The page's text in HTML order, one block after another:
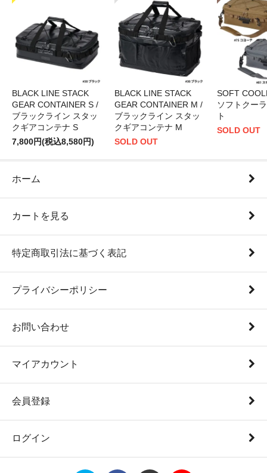
BLACK LINE STACK
GEAR CONTAINER S /
ブラックライン スタッ
クギアコンテナ S
7,800円(税込8,580円)
BLACK LINE STACK
GEAR CONTAINER M /
ブラックライン スタッ
クギアコンテナ M
SOLD OUT
SOFT
ソフトクー
ト
SOLD OUT
ホーム
カートを見る
特定商取引法に基づく表記
プライバシーポリシー
お問い合わせ
マイアカウント
会員登録
ログイン